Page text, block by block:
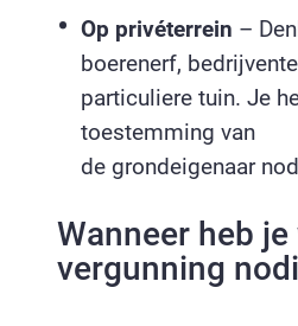
Op privéterrein –
boerenerf,
particuliere tuin. Je
toestemming van
de grondeigenaar
Wanneer heb je
vergunning